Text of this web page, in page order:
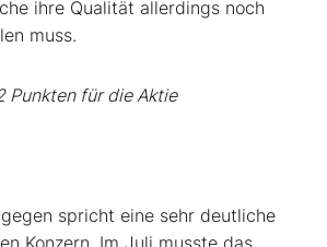
ihre Qualität allerdings noch
muss.
Punkten für die Aktie
spricht eine sehr deutliche
Konzern. Im Juli musste das